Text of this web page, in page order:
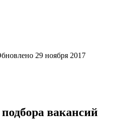
29 ноября 2017
вакансий